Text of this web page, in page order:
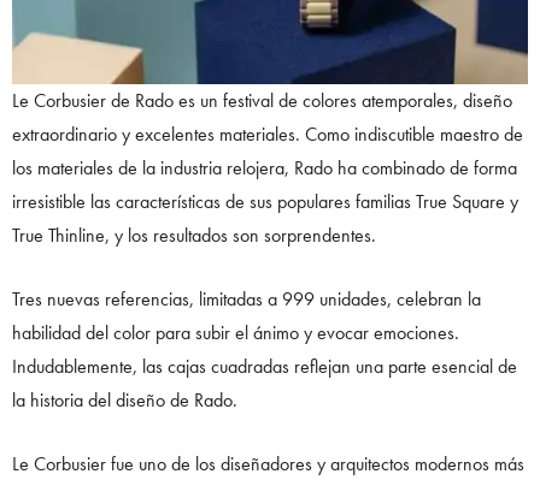
Le Corbusier de Rado es un festival de colores atemporales, diseño
extraordinario y excelentes materiales. Como indiscutible maestro de
los materiales de la industria relojera, Rado ha combinado de forma
irresistible las características de sus populares familias True Square y
True Thinline, y los resultados son sorprendentes.
Tres nuevas referencias, limitadas a 999 unidades, celebran la
habilidad del color para subir el ánimo y evocar emociones.
Indudablemente, las cajas cuadradas reflejan una parte esencial de
la historia del diseño de Rado.
Le Corbusier fue uno de los diseñadores y arquitectos modernos más